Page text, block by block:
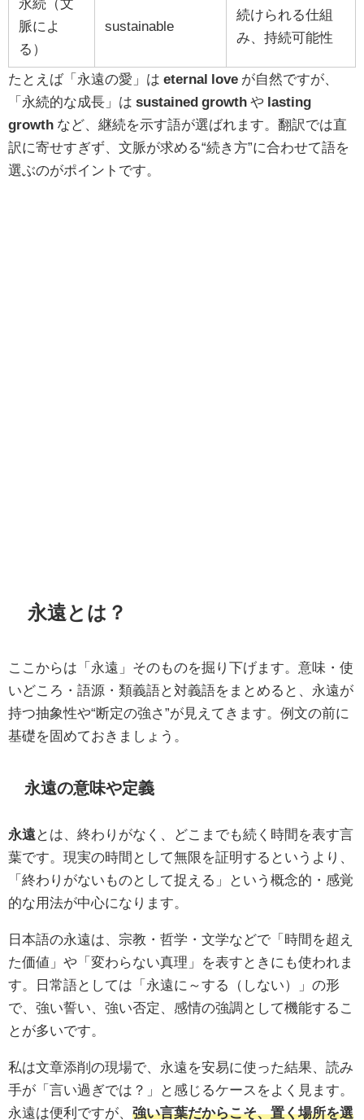
脈によ
る）
sustainable
続けられる仕組
み、持続可能性
たとえば「永遠の愛」は eternal love が自然ですが、
「永続的な成長」は sustained growth や lasting
growth など、継続を示す語が選ばれます。翻訳では直
訳に寄せすぎず、文脈が求める“続き方”に合わせて語を
選ぶのがポイントです。
永遠とは？
ここからは「永遠」そのものを掘り下げます。意味・使
いどころ・語源・類義語と対義語をまとめると、永遠が
持つ抽象性や“断定の強さ”が見えてきます。例文の前に
基礎を固めておきましょう。
永遠の意味や定義
永遠 とは、終わりがなく、どこまでも続く時間を表す言
葉です。現実の時間として無限を証明するというより、
「終わりがないものとして捉える」という概念的・感覚
的な用法が中心になります。
日本語の永遠は、宗教・哲学・文学などで「時間を超え
た価値」や「変わらない真理」を表すときにも使われま
す。日常語としては「永遠に～する（しない）」の形
で、強い誓い、強い否定、感情の強調として機能するこ
とが多いです。
私は文章添削の現場で、永遠を安易に使った結果、読み
手が「言い過ぎでは？」と感じるケースをよく見ます。
永遠は便利ですが、 強い言葉だからこそ、置く場所を選